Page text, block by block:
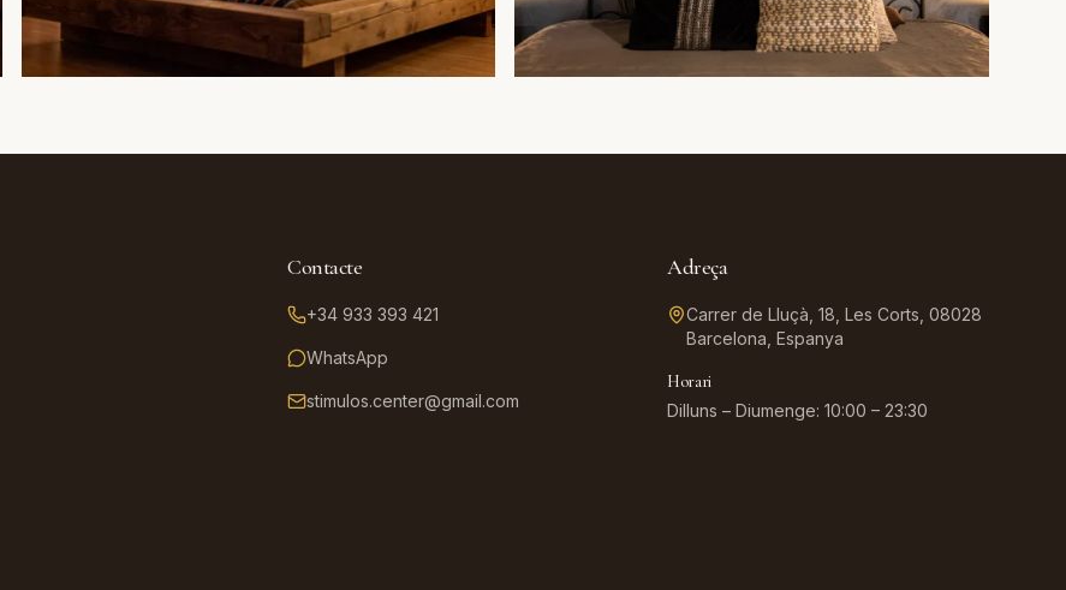
Contacte
+34 933 393 421
WhatsApp
stimulos.center@gmail.com
Adreça
Carrer de Lluçà, 18, Les Corts, 08028
Barcelona, Espanya
Horari
Dilluns – Diumenge: 10:00 – 23:30